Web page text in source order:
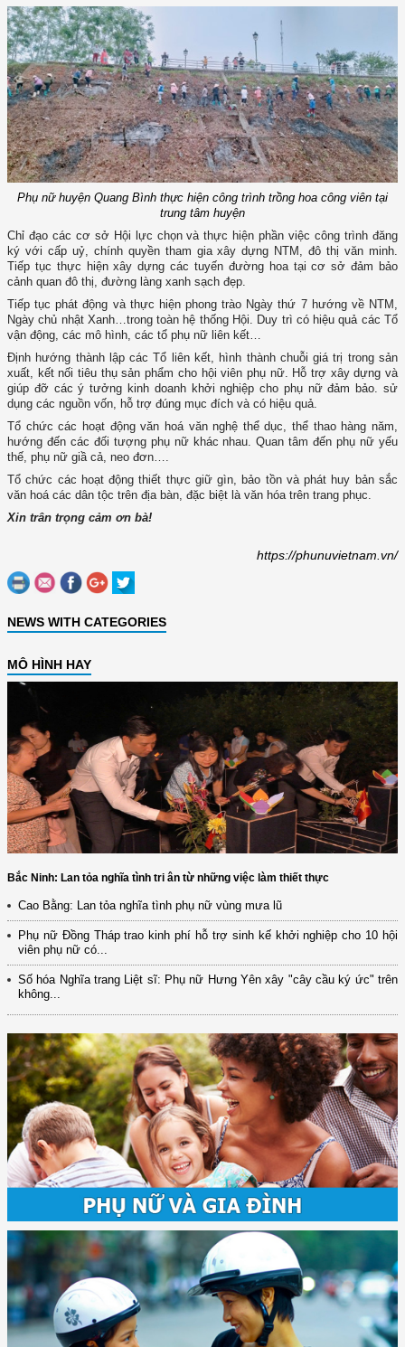
Phụ nữ huyện Quang Bình thực hiện công trình trồng hoa công viên tại
trung tâm huyện
Chỉ đạo các cơ sở Hội lực chọn và thực hiện phần việc công trình đăng
ký với cấp uỷ, chính quyền tham gia xây dựng NTM, đô thị văn minh.
Tiếp tục thực hiện xây dựng các tuyến đường hoa tại cơ sở đảm bảo
cảnh quan đô thị, đường làng xanh sạch đẹp.
Tiếp tục phát động và thực hiện phong trào Ngày thứ 7 hướng về NTM,
Ngày chủ nhật Xanh…trong toàn hệ thống Hội. Duy trì có hiệu quả các Tổ
vận động, các mô hình, các tổ phụ nữ liên kết…
Định hướng thành lập các Tổ liên kết, hình thành chuỗi giá trị trong sản
xuất, kết nối tiêu thụ sản phẩm cho hội viên phụ nữ. Hỗ trợ xây dựng và
giúp đỡ các ý tưởng kinh doanh khởi nghiệp cho phụ nữ đảm bảo. sử
dụng các nguồn vốn, hỗ trợ đúng mục đích và có hiệu quả.
Tổ chức các hoạt động văn hoá văn nghệ thể dục, thể thao hàng năm,
hướng đến các đối tượng phụ nữ khác nhau. Quan tâm đến phụ nữ yếu
thế, phụ nữ giầ cả, neo đơn….
Tổ chức các hoạt động thiết thực giữ gìn, bảo tồn và phát huy bản sắc
văn hoá các dân tộc trên địa bàn, đặc biệt là văn hóa trên trang phục.
Xin trân trọng cảm ơn bà!
https://phunuvietnam.vn/
NEWS WITH CATEGORIES
MÔ HÌNH HAY
Bắc Ninh: Lan tỏa nghĩa tình tri ân từ những việc làm thiết thực
Cao Bằng: Lan tỏa nghĩa tình phụ nữ vùng mưa lũ
Phụ nữ Đồng Tháp trao kinh phí hỗ trợ sinh kế khởi nghiệp cho 10 hội
viên phụ nữ có...
Số hóa Nghĩa trang Liệt sĩ: Phụ nữ Hưng Yên xây "cây cầu ký ức" trên
không...